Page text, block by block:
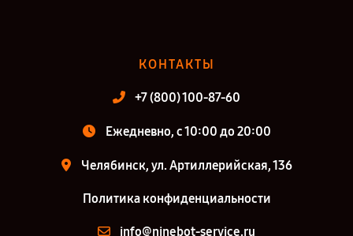
КОНТАКТЫ
+7 (800) 100-87-60
Ежедневно, с 10:00 до 20:00
Челябинск, ул. Артиллерийская, 136
Политика конфиденциальности
info@ninebot-service.ru